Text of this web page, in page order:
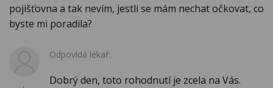
pojišťovna a tak nevím, jestli se mám nechat očkovat, co
byste mi poradila?
Odpovídá lékař:
Dobrý den, toto rohodnutí je zcela na Vás.